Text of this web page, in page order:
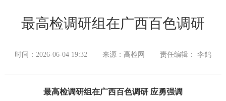
最高检调研组在广西百色调研
时间：2026-06-04 19:32 来源：高检网 责任编辑： 李鸽
最高检调研组在广西百色调研 应勇强调